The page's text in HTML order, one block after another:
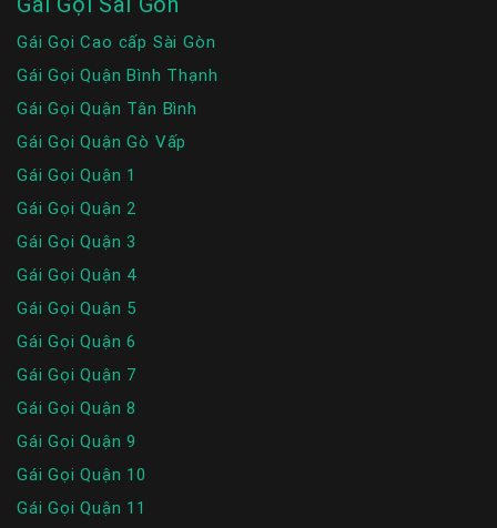
Gái Gọi Cao cấp Sài Gòn
Gái Gọi Quận Bình Thạnh
Gái Gọi Quận Tân Bình
Gái Gọi Quận Gò Vấp
Gái Gọi Quận 1
Gái Gọi Quận 2
Gái Gọi Quận 3
Gái Gọi Quận 4
Gái Gọi Quận 5
Gái Gọi Quận 6
Gái Gọi Quận 7
Gái Gọi Quận 8
Gái Gọi Quận 9
Gái Gọi Quận 10
Gái Gọi Quận 11